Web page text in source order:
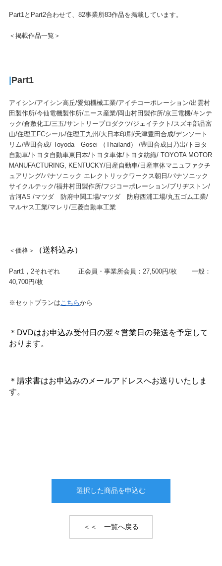
Part1とPart2合わせて、82事業所83作品を掲載しています。
＜掲載作品一覧＞
Part1
アイシン/アイシン高丘/愛知機械工業/アイチコーポレーション/出雲村
田製作所/今仙電機製作所/エース産業/岡山村田製作所/京三電機/キンテ
ック/倉敷化工/三五/サントリープロダクツ/ジェイテクト/スズキ部品富
山/住理工FCシール/住理工九州/大日本印刷/天津豊田合成/デンソート
リム/豊田合成/ Toyoda Gosei （Thailand） /豊田合成日乃出/トヨタ
自動車/トヨタ自動車東日本/トヨタ車体/トヨタ紡織/ TOYOTA MOTOR
MANUFACTURING, KENTUCKY/日産自動車/日産車体マニュファクチ
ュアリング/パナソニック エレクトリックワークス朝日/パナソニック
サイクルテック/福井村田製作所/フジコーポレーション/ブリヂストン/
古河AS /マツダ 防府中関工場/マツダ 防府西浦工場/丸五ゴム工業/
マルヤス工業/マレリ/三菱自動車工業
＜価格＞ （送料込み）
Part1，2それぞれ 正会員・事業所会員：27,500円/枚 一般：
40,700円/枚
※セットプランはこちらから
＊DVDはお申込み受付日の翌々営業日の発送を予定して
おります。
＊請求書はお申込みのメールアドレスへお送りいたしま
す。
選択した商品を申込む
＜＜ 一覧へ戻る